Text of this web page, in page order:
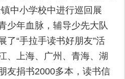
中小学校中进行巡回展
少年血脉，辅导少先大队
了“手拉手读书好朋友”活
、上海、广州、青海、湖
友捐书2000多本，读书信